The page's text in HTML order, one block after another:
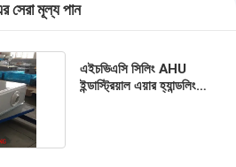
সেরা মূল্য পান
এইচভিএসি সিলিং AHU
ইন্ডাস্ট্রিয়াল এয়ার হ্যান্ডলিং